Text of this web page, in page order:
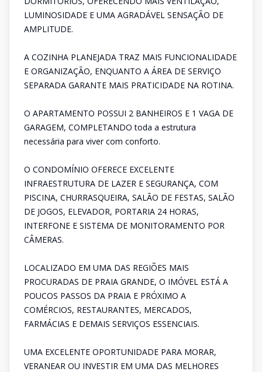
LUMINOSIDADE E UMA AGRADÁVEL SENSAÇÃO DE
AMPLITUDE.
A COZINHA PLANEJADA TRAZ MAIS FUNCIONALIDADE
E ORGANIZAÇÃO, ENQUANTO A ÁREA DE SERVIÇO
SEPARADA GARANTE MAIS PRATICIDADE NA ROTINA.
O APARTAMENTO POSSUI 2 BANHEIROS E 1 VAGA DE
GARAGEM, COMPLETANDO toda a estrutura
necessária para viver com conforto.
O CONDOMÍNIO OFERECE EXCELENTE
INFRAESTRUTURA DE LAZER E SEGURANÇA, COM
PISCINA, CHURRASQUEIRA, SALÃO DE FESTAS, SALÃO
DE JOGOS, ELEVADOR, PORTARIA 24 HORAS,
INTERFONE E SISTEMA DE MONITORAMENTO POR
CÂMERAS.
LOCALIZADO EM UMA DAS REGIÕES MAIS
PROCURADAS DE PRAIA GRANDE, O IMÓVEL ESTÁ A
POUCOS PASSOS DA PRAIA E PRÓXIMO A
COMÉRCIOS, RESTAURANTES, MERCADOS,
FARMÁCIAS E DEMAIS SERVIÇOS ESSENCIAIS.
UMA EXCELENTE OPORTUNIDADE PARA MORAR,
VERANEAR OU INVESTIR EM UMA DAS MELHORES